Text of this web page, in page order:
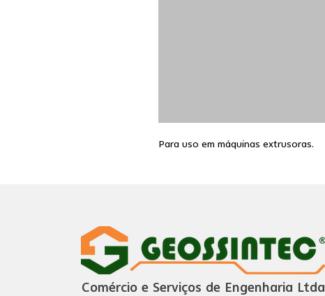
Para uso em máquinas extrusoras.
Comércio e Serviços de Engenharia Ltda